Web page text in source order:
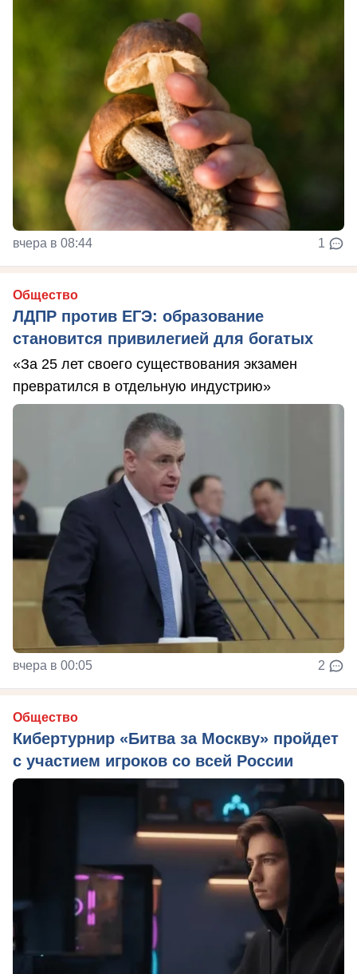
вчера в 08:44 1
Общество
ЛДПР против ЕГЭ: образование
становится привилегией для богатых
«За 25 лет своего существования экзамен
превратился в отдельную индустрию»
вчера в 00:05 2
Общество
Кибертурнир «Битва за Москву» пройдет
с участием игроков со всей России